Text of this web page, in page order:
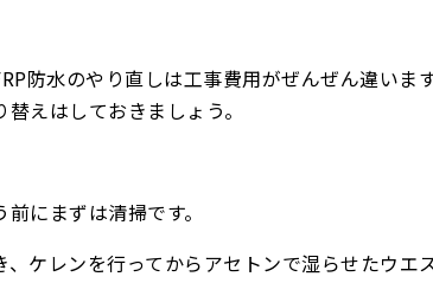
防水のやり直しは工事費用がぜんぜん違いま
えはしておきましょう。
にまずは清掃です。
ケレンを行ってからアセトンで湿らせたウエ